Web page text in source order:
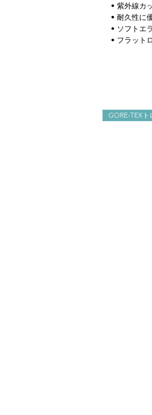
• 紫外線カ
• 耐久性に
• ソフトエ
• フラット
GORE-TEX